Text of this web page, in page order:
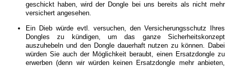
geschickt haben, wird der Dongle bei uns bereits als nicht mehr
versichert angesehen.
Ein Dieb würde evtl. versuchen, den Versicherungsschutz Ihres
Dongles zu kündigen, um das ganze Sicherheitskonzept
auszuhebeln und den Dongle dauerhaft nutzen zu können. Dabei
würden Sie auch der Möglichkeit beraubt, einen Ersatzdongle zu
erwerben (denn wir würden keinen Ersatzdongle mehr anbieten,